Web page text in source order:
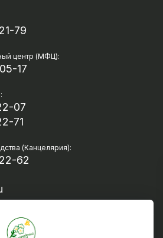
79
центр (МФЦ):
17
07
71
(Канцелярия):
62